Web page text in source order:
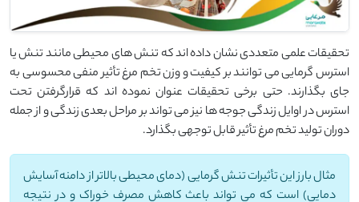
تحقیقات علمی متعددی نشان داده اند که تنش های محیطی مانند تنش یا
استرس گرمایی می توانند بر کیفیت و وزن تخم مرغ تأثیر منفی محسوسی به
جای بگذارند. حتی برخی تحقیقات عنوان نموده اند که قرارگرفتن تحت
استرس در اوایل زندگی جوجه ها نیز می تواند بر مراحل بعدی زندگی و از جمله
دوران تولید تخم مرغ تأثیر قابل توجهی بگذارد.
مثال بارز این تأثیرات تنش گرمایی (دمای محیطی بالاتر از دامنه آسایش
دمایی) است که می تواند باعث کاهش مصرف خوراک و در نتیجه